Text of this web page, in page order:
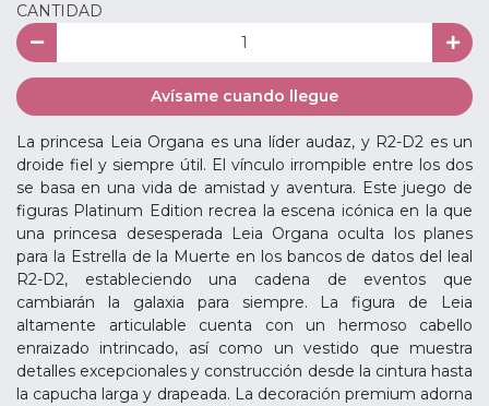
CANTIDAD
Avísame cuando llegue
La princesa Leia Organa es una líder audaz, y R2-D2 es un
droide fiel y siempre útil. El vínculo irrompible entre los dos
se basa en una vida de amistad y aventura. Este juego de
figuras Platinum Edition recrea la escena icónica en la que
una princesa desesperada Leia Organa oculta los planes
para la Estrella de la Muerte en los bancos de datos del leal
R2-D2, estableciendo una cadena de eventos que
cambiarán la galaxia para siempre. La figura de Leia
altamente articulable cuenta con un hermoso cabello
enraizado intrincado, así como un vestido que muestra
detalles excepcionales y construcción desde la cintura hasta
la capucha larga y drapeada. La decoración premium adorna